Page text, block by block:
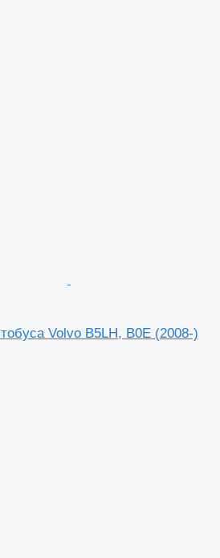
Volvo B5LH, B0E (2008-)